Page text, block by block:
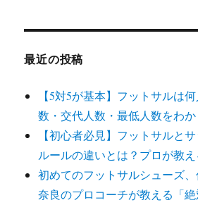
最近の投稿
【5対5が基本】フットサルは
数・交代人数・最低人数をわ
【初心者必見】フットサルと
ルールの違いとは？プロが教
初めてのフットサルシューズ
奈良のプロコーチが教える「絶